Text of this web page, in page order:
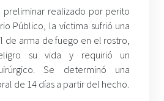
preliminar realizado por perito
Público, la víctima sufrió una
de arma de fuego en el rostro,
su vida y requirió un
Se determinó una
de 14 días a partir del hecho.